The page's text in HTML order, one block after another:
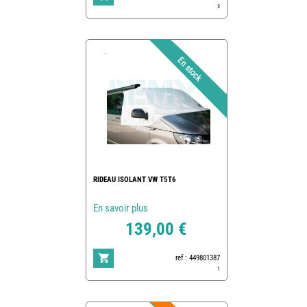
3
RIDEAU ISOLANT VW T5T6
En savoir plus
139,00 €
ref : 449801387
1